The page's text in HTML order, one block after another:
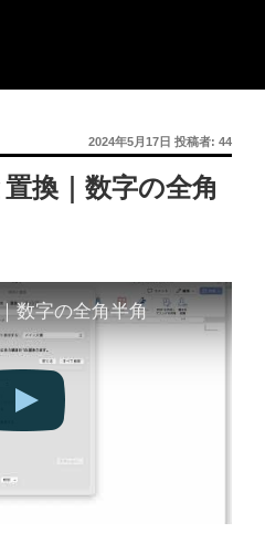
投
稿
日:
2024年5月17日 投稿者: 44
換｜数字の全角
数字の全角半角